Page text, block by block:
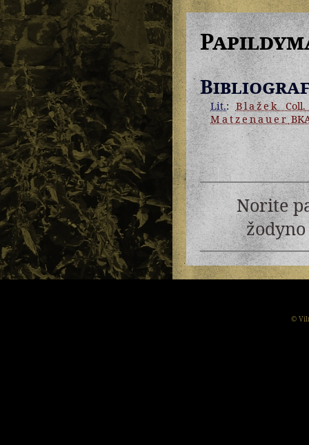
Lit.: BlažekColl.
Matzenauer
Norite
©